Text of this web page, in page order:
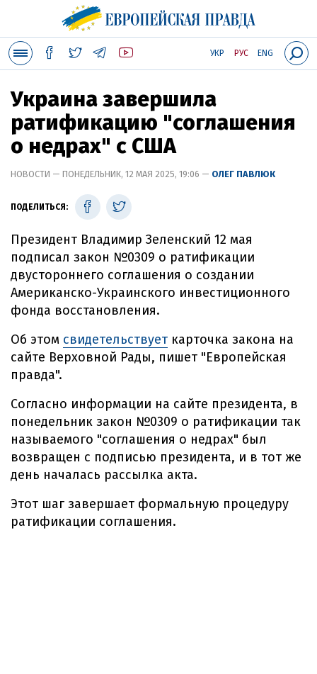
УКР РУС ENG
Украина завершила
ратификацию "соглашения
о недрах" с США
НОВОСТИ — ПОНЕДЕЛЬНИК, 12 МАЯ 2025, 19:06 — ОЛЕГ ПАВЛЮК
ПОДЕЛИТЬСЯ:
Президент Владимир Зеленский 12 мая
подписал закон №0309 о ратификации
двустороннего соглашения о создании
Американско-Украинского инвестиционного
фонда восстановления.
Об этом свидетельствует карточка закона на
сайте Верховной Рады, пишет "Европейская
правда".
Согласно информации на сайте президента, в
понедельник закон №0309 о ратификации так
называемого "соглашения о недрах" был
возвращен с подписью президента, и в тот же
день началась рассылка акта.
Этот шаг завершает формальную процедуру
ратификации соглашения.